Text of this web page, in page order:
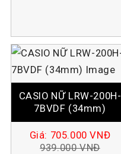
CASIO NỮ LRW-200H-
7BVDF (34mm)
Giá: 705.000VNĐ
939.000VNĐ